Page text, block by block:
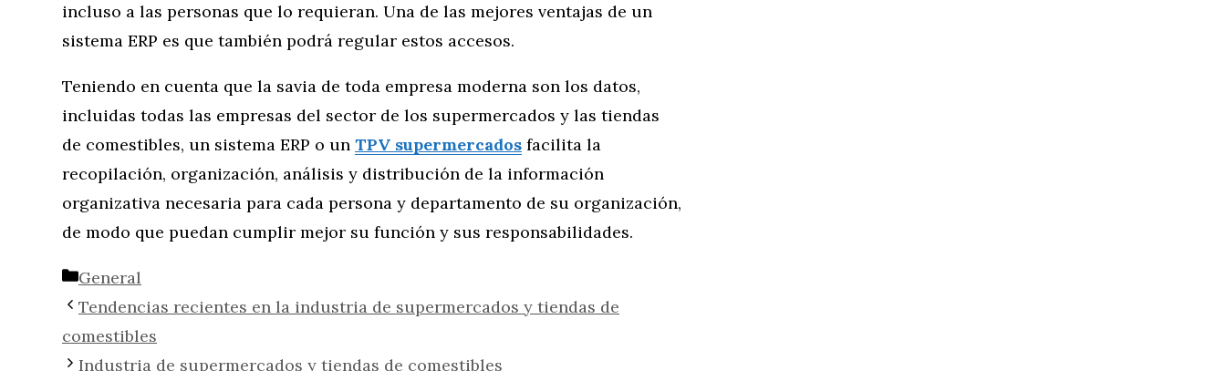
incluso a las personas que lo requieran. Una de las mejores ventajas de un
sistema ERP es que también podrá regular estos accesos.
Teniendo en cuenta que la savia de toda empresa moderna son los datos,
incluidas todas las empresas del sector de los supermercados y las tiendas
de comestibles, un sistema ERP o un TPV supermercados facilita la
recopilación, organización, análisis y distribución de la información
organizativa necesaria para cada persona y departamento de su organización,
de modo que puedan cumplir mejor su función y sus responsabilidades.
Categorías
General
Tendencias recientes en la industria de supermercados y tiendas de
comestibles
Industria de supermercados y tiendas de comestibles